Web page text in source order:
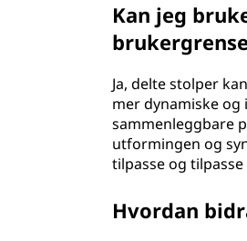
Kan jeg
Ja, delte stolper
mer dynamiske og
sammenleggbare
utformingen og
tilpasse og
Hvordan